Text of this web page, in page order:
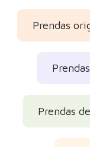
Prendas
Prendas